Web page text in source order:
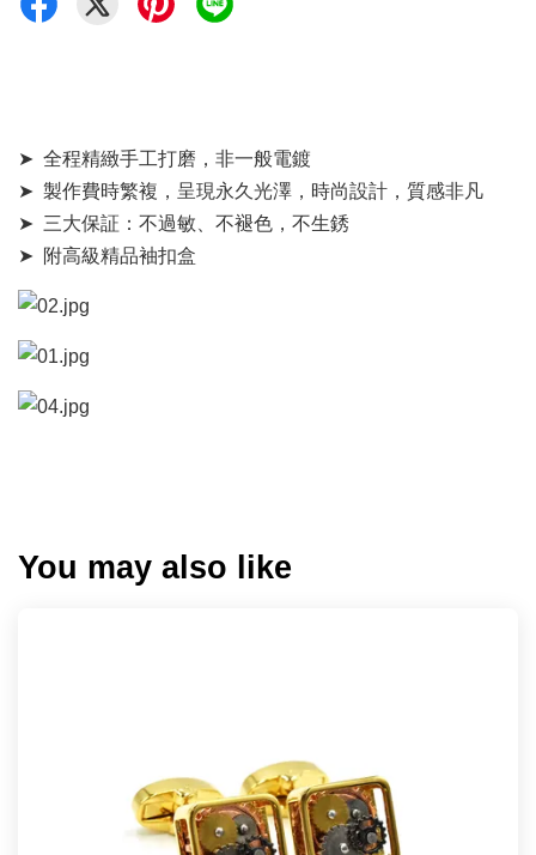
➤ 全程精緻手工打磨，非一般電鍍
➤ 製作費時繁複，呈現永久光澤，時尚設計，質感非凡
➤ 三大保証：不過敏、不褪色，不生銹
➤ 附高級精品袖扣盒
You may also like